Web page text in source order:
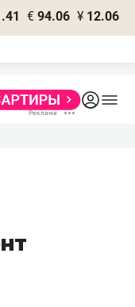
€ 94.06 ¥ 12.06